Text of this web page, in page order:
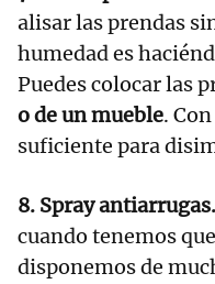
alisar las prendas
humedad es
Puedes colocar las
o de un mueble.
suficiente para
8. Spray antiarrugas.
cuando tenemos
disponemos de